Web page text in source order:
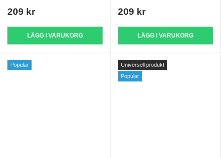
209 kr
LÄGG I VARUKORG
209 kr
LÄGG I VARUKORG
Popular
Universell produkt
Popular